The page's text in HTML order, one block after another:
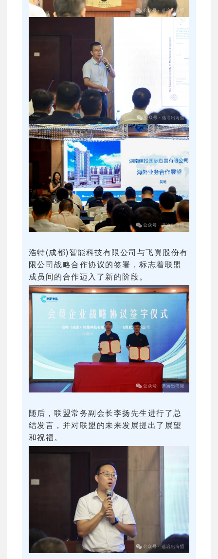
浩特(成都)智能科技有限公司与飞翼股份有
限公司战略合作协议的签署，标志着联盟
成员间的合作迈入了新的阶段。
随后，联盟常务副会长李扬先生进行了总
结发言，并对联盟的未来发展提出了展望
和祝福。